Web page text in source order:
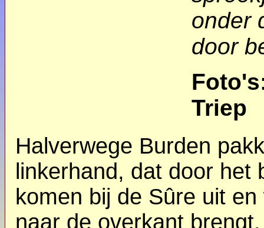
onder
door
Triep
Halverwege Burden
linkerhand, dat door
komen bij de Sûre uit
naar de overkant